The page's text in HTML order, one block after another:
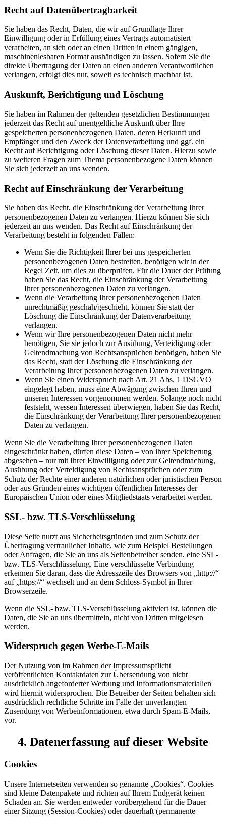
Recht auf Daten­übertrag­barkeit
Sie haben das Recht, Daten, die wir auf Grundlage Ihrer
Einwilligung oder in Erfüllung eines Vertrags automatisiert
verarbeiten, an sich oder an einen Dritten in einem gängigen,
maschinenlesbaren Format aushändigen zu lassen. Sofern Sie die
direkte Übertragung der Daten an einen anderen Verantwortlichen
verlangen, erfolgt dies nur, soweit es technisch machbar ist.
Auskunft, Berichtigung und Löschung
Sie haben im Rahmen der geltenden gesetzlichen Bestimmungen
jederzeit das Recht auf unentgeltliche Auskunft über Ihre
gespeicherten personenbezogenen Daten, deren Herkunft und
Empfänger und den Zweck der Datenverarbeitung und ggf. ein
Recht auf Berichtigung oder Löschung dieser Daten. Hierzu sowie
zu weiteren Fragen zum Thema personenbezogene Daten können
Sie sich jederzeit an uns wenden.
Recht auf Einschränkung der Verarbeitung
Sie haben das Recht, die Einschränkung der Verarbeitung Ihrer
personenbezogenen Daten zu verlangen. Hierzu können Sie sich
jederzeit an uns wenden. Das Recht auf Einschränkung der
Verarbeitung besteht in folgenden Fällen:
Wenn Sie die Richtigkeit Ihrer bei uns gespeicherten
personenbezogenen Daten bestreiten, benötigen wir in der
Regel Zeit, um dies zu überprüfen. Für die Dauer der Prüfung
haben Sie das Recht, die Einschränkung der Verarbeitung
Ihrer personenbezogenen Daten zu verlangen.
Wenn die Verarbeitung Ihrer personenbezogenen Daten
unrechtmäßig geschah/geschieht, können Sie statt der
Löschung die Einschränkung der Datenverarbeitung
verlangen.
Wenn wir Ihre personenbezogenen Daten nicht mehr
benötigen, Sie sie jedoch zur Ausübung, Verteidigung oder
Geltendmachung von Rechtsansprüchen benötigen, haben Sie
das Recht, statt der Löschung die Einschränkung der
Verarbeitung Ihrer personenbezogenen Daten zu verlangen.
Wenn Sie einen Widerspruch nach Art. 21 Abs. 1 DSGVO
eingelegt haben, muss eine Abwägung zwischen Ihren und
unseren Interessen vorgenommen werden. Solange noch nicht
feststeht, wessen Interessen überwiegen, haben Sie das Recht,
die Einschränkung der Verarbeitung Ihrer personenbezogenen
Daten zu verlangen.
Wenn Sie die Verarbeitung Ihrer personenbezogenen Daten
eingeschränkt haben, dürfen diese Daten – von ihrer Speicherung
abgesehen – nur mit Ihrer Einwilligung oder zur Geltendmachung,
Ausübung oder Verteidigung von Rechtsansprüchen oder zum
Schutz der Rechte einer anderen natürlichen oder juristischen Person
oder aus Gründen eines wichtigen öffentlichen Interesses der
Europäischen Union oder eines Mitgliedstaats verarbeitet werden.
SSL- bzw. TLS-Verschlüsselung
Diese Seite nutzt aus Sicherheitsgründen und zum Schutz der
Übertragung vertraulicher Inhalte, wie zum Beispiel Bestellungen
oder Anfragen, die Sie an uns als Seitenbetreiber senden, eine SSL-
bzw. TLS-Verschlüsselung. Eine verschlüsselte Verbindung
erkennen Sie daran, dass die Adresszeile des Browsers von „http://“
auf „https://“ wechselt und an dem Schloss-Symbol in Ihrer
Browserzeile.
Wenn die SSL- bzw. TLS-Verschlüsselung aktiviert ist, können die
Daten, die Sie an uns übermitteln, nicht von Dritten mitgelesen
werden.
Widerspruch gegen Werbe-E-Mails
Der Nutzung von im Rahmen der Impressumspflicht
veröffentlichten Kontaktdaten zur Übersendung von nicht
ausdrücklich angeforderter Werbung und Informationsmaterialien
wird hiermit widersprochen. Die Betreiber der Seiten behalten sich
ausdrücklich rechtliche Schritte im Falle der unverlangten
Zusendung von Werbeinformationen, etwa durch Spam-E-Mails,
vor.
4. Datenerfassung auf dieser Website
Cookies
Unsere Internetseiten verwenden so genannte „Cookies“. Cookies
sind kleine Datenpakete und richten auf Ihrem Endgerät keinen
Schaden an. Sie werden entweder vorübergehend für die Dauer
einer Sitzung (Session-Cookies) oder dauerhaft (permanente